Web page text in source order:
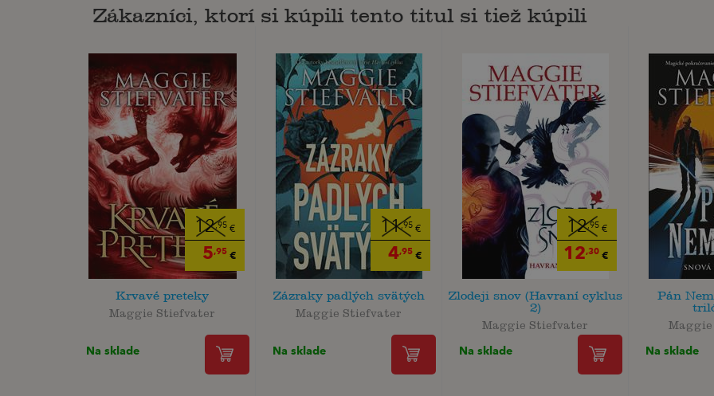
Zákazníci, ktorí si kúpili tento titul si tiež kúpili
12,95 €
5,95 €
Krvavé preteky
Maggie Stiefvater
Na sklade
11,95 €
4,95 €
Zázraky padlých svätých
Maggie Stiefvater
Na sklade
12,95 €
12,30 €
Zlodeji snov (Havraní cyklus
2)
Maggie Stiefvater
Na sklade
Pán
Na sklade